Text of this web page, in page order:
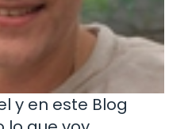
y en este Blog